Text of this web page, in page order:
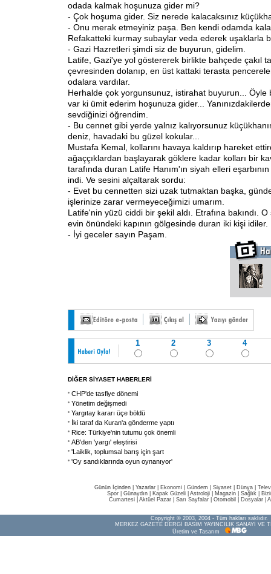
odada kalmak hoşunuza gider mi?
- Çok hoşuma gider. Siz nerede kalacaksınız
- Onu merak etmeyiniz paşa. Ben kendi odamda
Refakatteki kurmay subaylar veda ederek uşaklarla
- Gazi Hazretleri şimdi siz de buyurun, gidelim.
Latife, Gazi'ye yol göstererek birlikte bahçede çakıl
çevresinden dolanıp, en üst kattaki terasta
odalara vardılar.
Herhalde çok yorgunsunuz, istirahat buyurun... Öyle
var ki ümit ederim hoşunuza gider...
sevdiğinizi öğrendim.
- Bu cennet gibi yerde yalnız kalıyorsunuz
deniz, havadaki bu güzel kokular...
Mustafa Kemal, kollarını havaya kaldırıp hareket
ağaççıklardan başlayarak göklere kadar kolları bir
tarafında duran Latife Hanım'ın siyah elleri
indi. Ve sesini alçaltarak sordu:
- Evet bu cennetten sizi uzak tutmaktan başka,
işlerinize zarar vermeyeceğimizi umarım.
Latife'nin yüzü ciddi bir şekil aldı. Etrafına bakındı.
evin önündeki kapının gölgesinde duran iki kişi idiler.
- İyi geceler sayın Paşam.
1 2 3 4
DİĞER SİYASET HABERLERİ
CHP'de tasfiye dönemi
Yönetim değişmedi
Yargıtay kararı üçe böldü
İki taraf da Kuran'a gönderme yaptı
Rice: Türkiye'nin tutumu çok önemli
AB'den 'yargı' eleştirisi
'Laiklik, toplumsal barış için şart
'Oy sandıklarında oyun oynanıyor'
Günün İçinden Yazarlar Ekonomi Gündem Siyaset Dünya |
Spor
Günaydın Kapak Güzeli Astroloji Magazin Sağlık
Cumartesi| Aktüel Pazar| Sarı Sayfalar| Otomobil Dosyalar|
Copyright © 2003, 2004 - Tüm hakları saklıdır.
MERKEZ GAZETE DERGİ BASIM YAYINCILIK SANAYİ VE
Üretim ve Tasarım